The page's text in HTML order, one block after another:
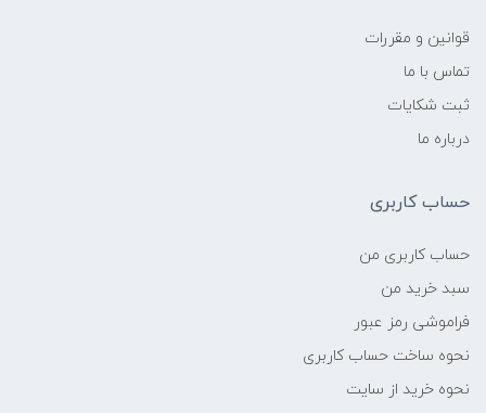
قوانین و مقررات
تماس با ما
ثبت شکایات
درباره ما
حساب کاربری
حساب کاربری من
سبد خرید من
فراموشی رمز عبور
نحوه ساخت حساب کاربری
نحوه خرید از سایت